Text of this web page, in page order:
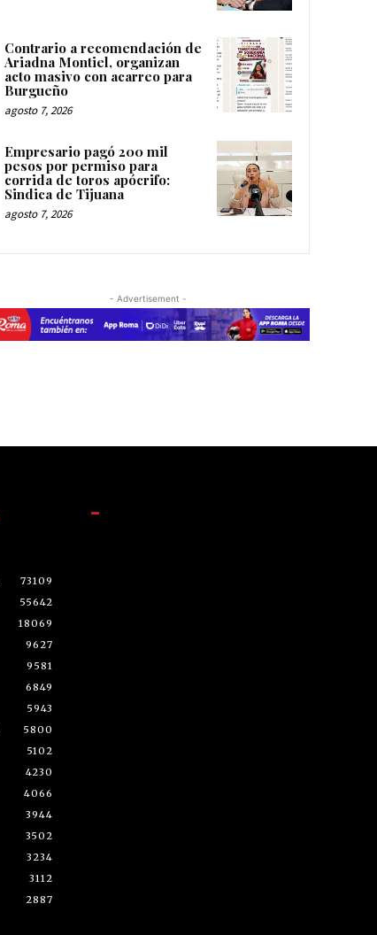
Contrario a recomendación de
Ariadna Montiel, organizan
acto masivo con acarreo para
Burgueño
agosto 7, 2026
Empresario pagó 200 mil
pesos por permiso para
corrida de toros apócrifo:
Sindica de Tijuana
agosto 7, 2026
- Advertisement -
73109
55642
18069
9627
9581
6849
5943
5800
5102
4230
4066
3944
3502
3234
3112
2887
-